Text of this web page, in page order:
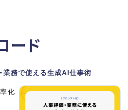
ード
業務で使える生成AI仕事術
化